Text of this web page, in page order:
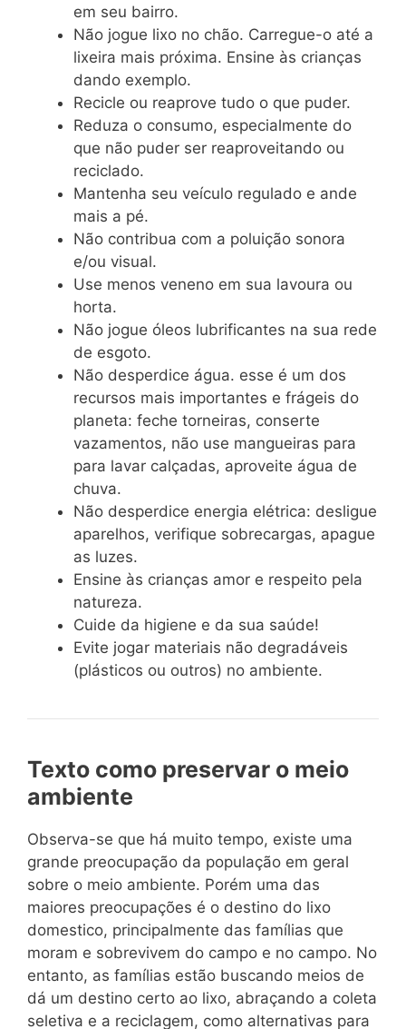
em seu bairro.
Não jogue lixo no chão. Carregue-o até a
lixeira mais próxima. Ensine às crianças
dando exemplo.
Recicle ou reaprove tudo o que puder.
Reduza o consumo, especialmente do
que não puder ser reaproveitando ou
reciclado.
Mantenha seu veículo regulado e ande
mais a pé.
Não contribua com a poluição sonora
e/ou visual.
Use menos veneno em sua lavoura ou
horta.
Não jogue óleos lubrificantes na sua rede
de esgoto.
Não desperdice água. esse é um dos
recursos mais importantes e frágeis do
planeta: feche torneiras, conserte
vazamentos, não use mangueiras para
para lavar calçadas, aproveite água de
chuva.
Não desperdice energia elétrica: desligue
aparelhos, verifique sobrecargas, apague
as luzes.
Ensine às crianças amor e respeito pela
natureza.
Cuide da higiene e da sua saúde!
Evite jogar materiais não degradáveis
(plásticos ou outros) no ambiente.
Texto como preservar o meio
ambiente
Observa-se que há muito tempo, existe uma
grande preocupação da população em geral
sobre o meio ambiente. Porém uma das
maiores preocupações é o destino do lixo
domestico, principalmente das famílias que
moram e sobrevivem do campo e no campo. No
entanto, as famílias estão buscando meios de
dá um destino certo ao lixo, abraçando a coleta
seletiva e a reciclagem, como alternativas para